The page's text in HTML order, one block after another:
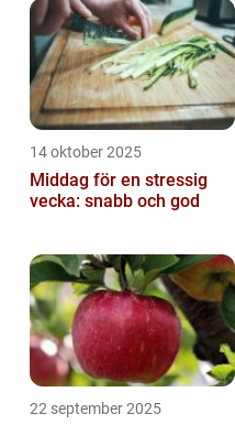
14 oktober 2025
Middag för en stressig
vecka: snabb och god
22 september 2025